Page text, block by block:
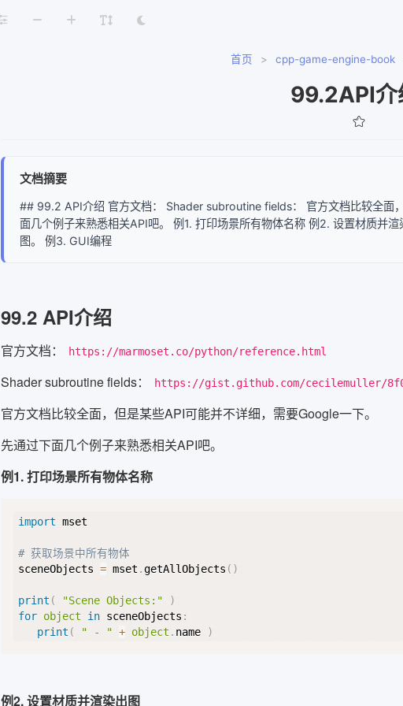
首页 > cpp-game-engine-book
99.2API介
文档摘要
## 99.2 API介绍 官方文档： Shader subroutine fields： 官方文档比较全面
面几个例子来熟悉相关API吧。 例1. 打印场景所有物体名称 例2. 设置材质并
图。 例3. GUI编程
99.2 API介绍
官方文档： https://marmoset.co/python/reference.html
Shader subroutine fields： https://gist.github.com/cecilemuller/
官方文档比较全面，但是某些API可能并不详细，需要Google一下。
先通过下面几个例子来熟悉相关API吧。
例1. 打印场景所有物体名称
import mset
# 获取场景中所有物体
sceneObjects = mset . getAllObjects ( )
print ( "Scene Objects:"
)
for object in sceneObjects :
print ( " - " + object . name )
例2. 设置材质并渲染出图